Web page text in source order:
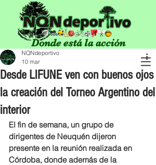
Donde está la acción
Desde LIFUNE ven con buenos ojos
la creación del Torneo Argentino del
interior
NQNdeportivo
10 mar
El fin de semana, un grupo de
dirigentes de Neuquén dijeron
presente en la reunión realizada en
Córdoba, donde además de la